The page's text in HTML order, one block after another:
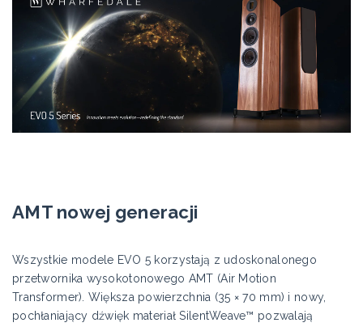
AMT nowej generacji
Wszystkie modele EVO 5 korzystają z udoskonalonego
przetwornika wysokotonowego AMT (Air Motion
Transformer). Większa powierzchnia (35 × 70 mm) i nowy,
pochłaniający dźwięk materiał SilentWeave™ pozwalają